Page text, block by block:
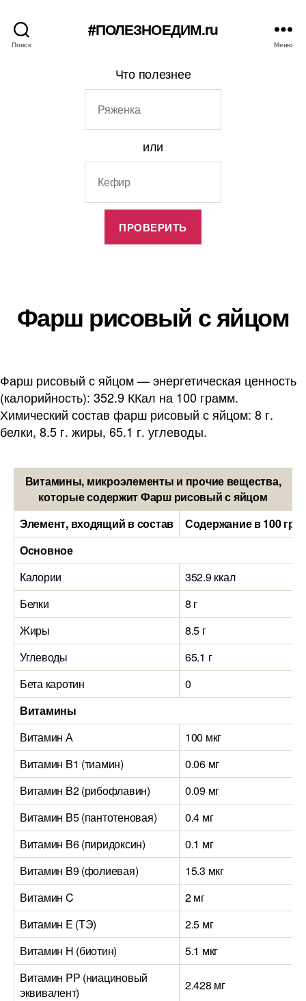
Поиск
#ПОЛЕЗНОЕДИМ.ru
Меню
Что полезнее
или
Фарш рисовый с яйцом
Фарш рисовый с яйцом — энергетическая ценность
(калорийность): 352.9 ККал на 100 грамм.
Химический состав фарш рисовый с яйцом: 8 г.
белки, 8.5 г. жиры, 65.1 г. углеводы.
Витамины, микроэлементы и прочие вещества,
которые содержит Фарш рисовый с яйцом
Элемент, входящий в состав
Содержание в 100
Основное
Калории
352.9 ккал
Белки
8 г
Жиры
8.5 г
Углеводы
65.1 г
Бета каротин
0
Витамины
Витамин А
100 мкг
Витамин B1 (тиамин)
0.06 мг
Витамин B2 (рибофлавин)
0.09 мг
Витамин B5 (пантотеновая)
0.4 мг
Витамин B6 (пиридоксин)
0.1 мг
Витамин B9 (фолиевая)
15.3 мкг
Витамин C
2 мг
Витамин E (ТЭ)
2.5 мг
Витамин H (биотин)
5.1 мкг
Витамин PP (ниациновый
эквивалент)
2.428 мг